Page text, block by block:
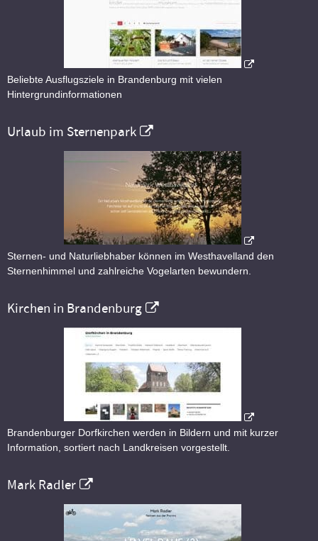
Beliebte Ausflugsziele in Brandenburg mit vielen
Hintergrundinformationen
Urlaub im Sternenpark
Sternen- und Naturliebhaber können im Westhavelland den
Sternenhimmel und zahlreiche Vogelarten bewundern.
Kirchen in Brandenburg
Brandenburger Dorfkirchen werden in Bildern und mit kurzer
Information, sortiert nach Landkreisen vorgestellt.
Mark Radler